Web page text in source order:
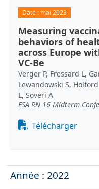
Date : mai 2023
Measuring
behaviors of
across Europe
VC-Be
Verger P, Fressard L,
Lewandowski S,
L, Soveri A
ESA RN 16 Midterm
Document
Télécharger
Année : 2022